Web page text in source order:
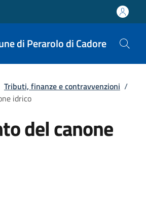
di Perarolo di Cadore
Tributi, finanze e contravvenzioni /
idrico
del canone